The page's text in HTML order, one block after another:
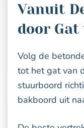
Vanuit
door
Volg de
tot het gat van
stuurboord
bakboord uit